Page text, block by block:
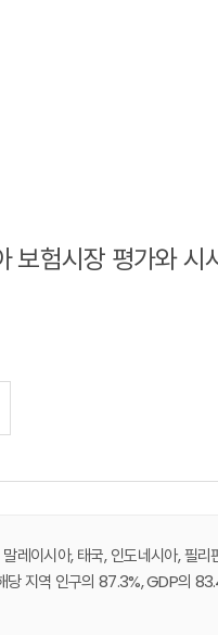
험시장 평가와 시
레이시아, 태국, 인도네시아, 필리
당 지역 인구의 87.3%, GDP의